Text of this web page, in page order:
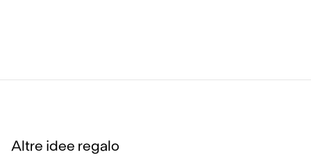
Altre idee regalo